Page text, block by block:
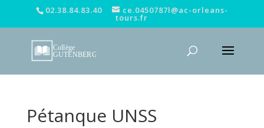
02.38.84.83.40 ce.0450787l@ac-orleans-
tours.fr
Pétanque UNSS